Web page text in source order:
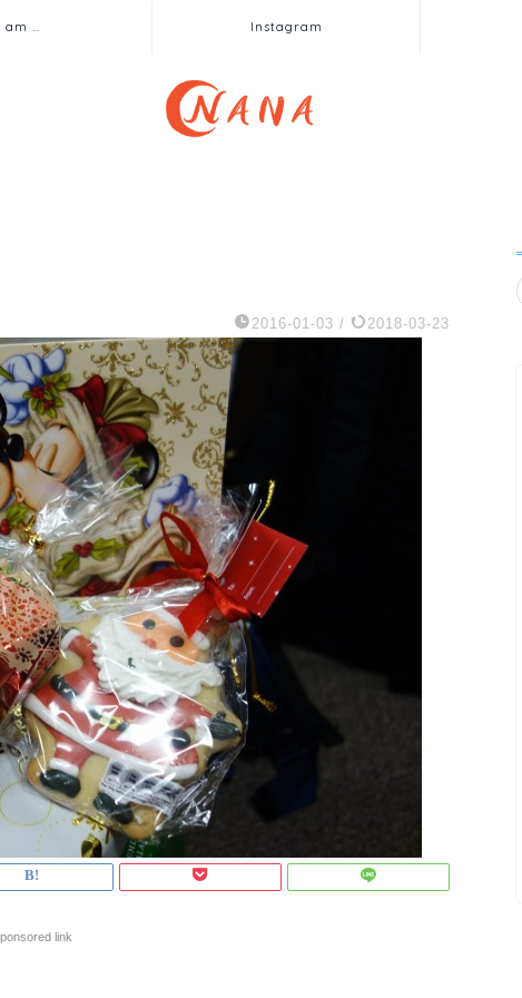
am … Instagram
2016-01-03 / 2018-03-23
link